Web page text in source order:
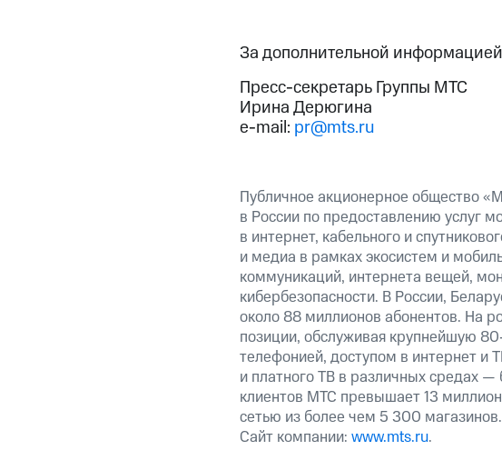
За дополнительной
Пресс-секретарь Группы МТС
Ирина Дерюгина
e-mail: pr@mts.ru
Публичное акционерное общество
в России по предоставлению услуг
в интернет, кабельного и
и медиа в рамках экосистем и
коммуникаций, интернета вещей,
кибербезопасности. В России,
около 88 миллионов абонентов. На
позиции, обслуживая крупнейшую
телефонией, доступом в интернет и
и платного ТВ в различных средах —
клиентов МТС превышает 13
сетью из более чем 5 300
Сайт компании: www.mts.ru.